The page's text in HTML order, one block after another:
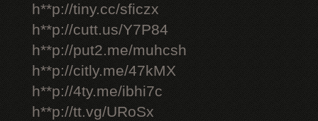
h**p://tiny.cc/sficzx
h**p://cutt.us/Y7P84
h**p://put2.me/muhcsh
h**p://citly.me/47kMX
h**p://4ty.me/ibhi7c
h**p://tt.vg/URoSx